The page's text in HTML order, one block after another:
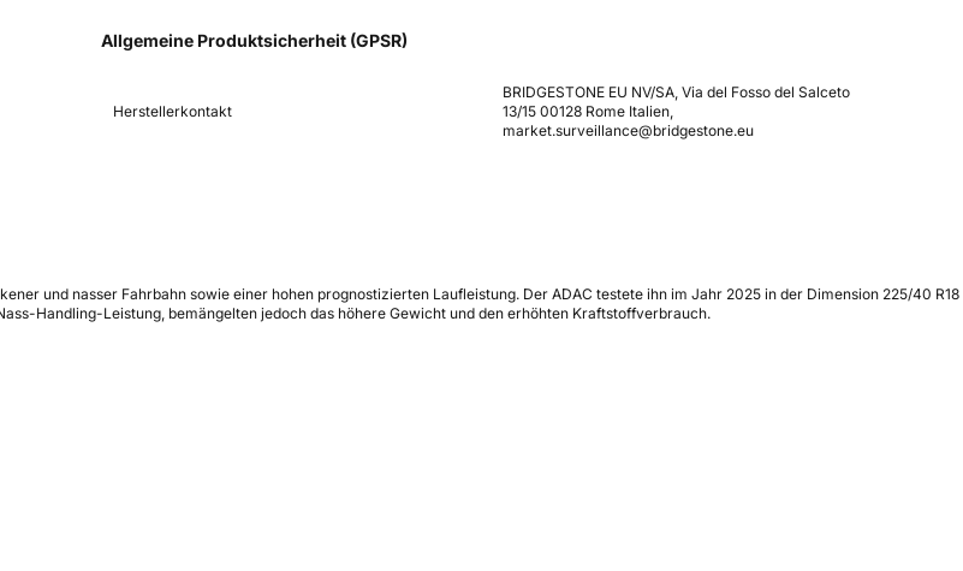
Allgemeine Produktsicherheit (GPSR)
Herstellerkontakt
BRIDGESTONE EU NV/SA, Via del Fosso del Salceto
13/15 00128 Rome Italien,
market.surveillance@bridgestone.eu
und nasser Fahrbahn sowie einer hohen prognostizierten Laufleistung. Der ADAC testete ihn im Jahr 2025 in der Dimension 225/40 R18
Handling-Leistung, bemängelten jedoch das höhere Gewicht und den erhöhten Kraftstoffverbrauch.